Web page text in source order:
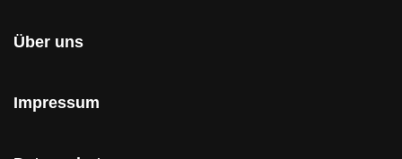
Über uns
Impressum